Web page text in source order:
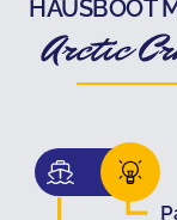
HAUSBOOT
Arctic